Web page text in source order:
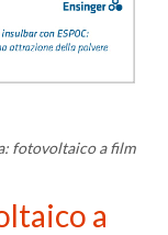
fotovoltaico a film
a